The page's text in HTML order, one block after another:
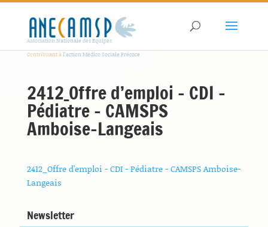
Association Nationale des Equipes
Contribuant àl'action Médico Sociale Précoce
2412_Offre d’emploi – CDI –
Pédiatre – CAMSPS
Amboise-Langeais
2412_Offre d'emploi - CDI - Pédiatre - CAMSPS Amboise-
Langeais
Newsletter